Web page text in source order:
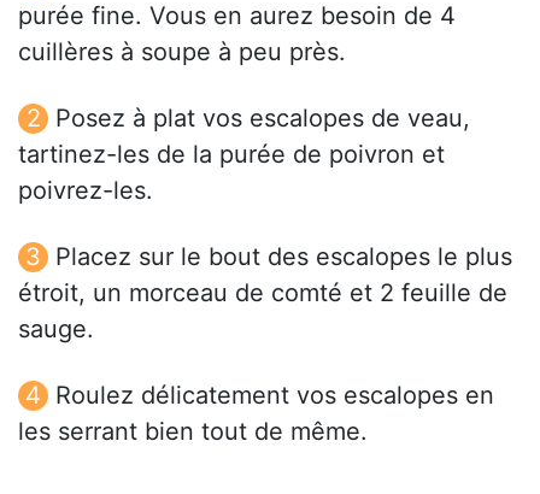
purée fine. Vous en aurez besoin de 4
cuillères à soupe à peu près.
Posez à plat vos escalopes de veau,
tartinez-les de la purée de poivron et
poivrez-les.
Placez sur le bout des escalopes le plus
étroit, un morceau de comté et 2 feuille de
sauge.
Roulez délicatement vos escalopes en
les serrant bien tout de même.